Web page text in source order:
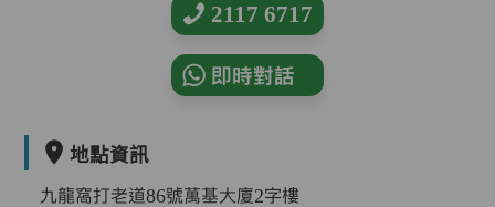
2117 6717
即時對話
地點資訊
九龍窩打老道86號萬基大廈2字樓